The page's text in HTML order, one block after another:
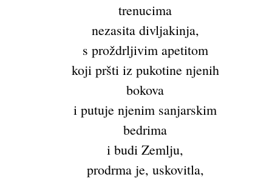
trenucima
nezasita divljakinja,
s proždrljivim apetitom
koji pršti iz pukotine njenih
bokova
i putuje njenim sanjarskim
bedrima
i budi Zemlju,
prodrma je, uskovitla,